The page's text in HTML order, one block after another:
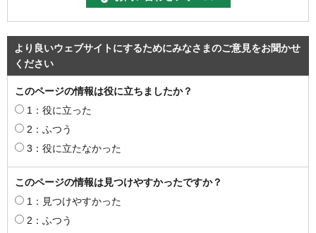
より良いウェブサイトにするためにみなさまのご意見をお聞かせ
ください
このページの情報は役に立ちましたか？
1：役に立った
2：ふつう
3：役に立たなかった
このページの情報は見つけやすかったですか？
1：見つけやすかった
2：ふつう